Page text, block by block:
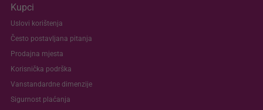
Kupci
Uslovi korištenja
Često postavljana pitanja
Prodajna mjesta
Korisnička podrška
Vanstandardne dimenzije
Sigurnost plaćanja